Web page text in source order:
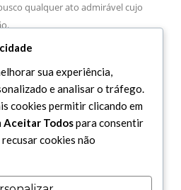
qualquer ato admirável cujo
mim a minha vida com um nal de
12 (Yussef), Versículo 54.
sua experiência,
e analisar o tráfego.
cookies permitir clicando em
Aceitar Todospara consentir
cookies não